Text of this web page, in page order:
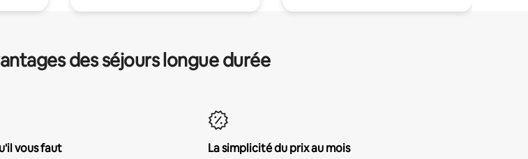
des séjours longue durée
vous faut
La simplicité du prix au mois